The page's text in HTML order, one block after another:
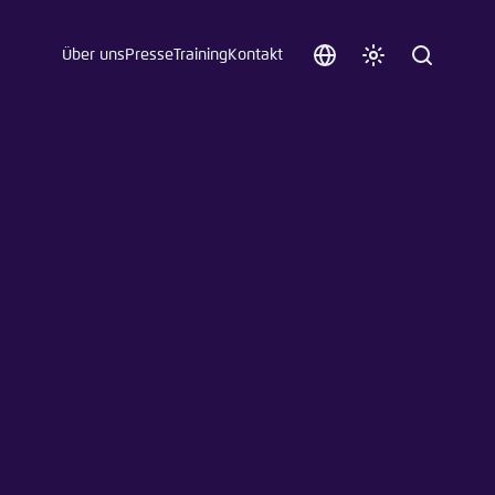
SpracheFarbschema
Suche
Über uns PresseTraining Kontakt